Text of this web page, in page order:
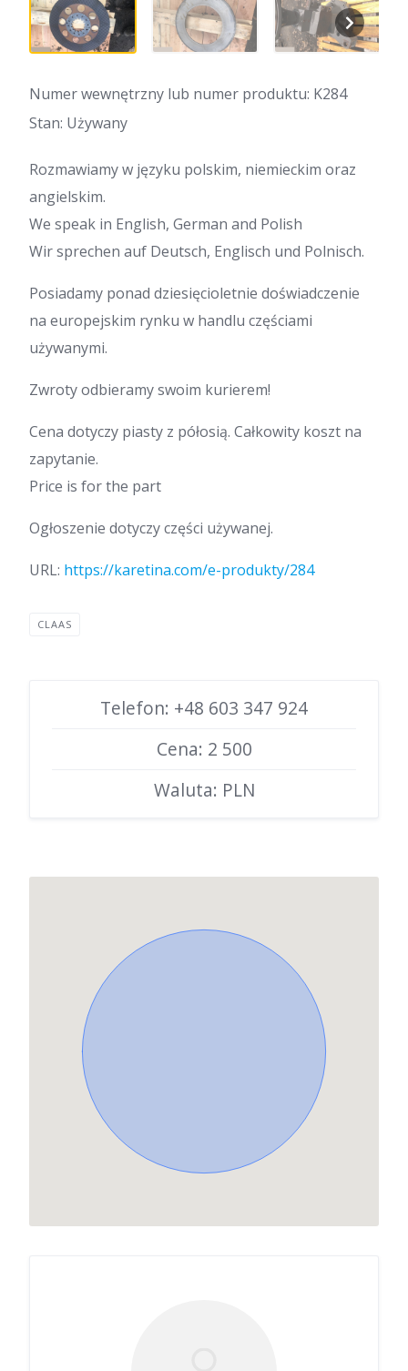
Numer wewnętrzny lub numer produktu: K284
Stan: Używany
Rozmawiamy w języku polskim, niemieckim oraz
angielskim.
We speak in English, German and Polish
Wir sprechen auf Deutsch, Englisch und Polnisch.
Posiadamy ponad dziesięcioletnie doświadczenie
na europejskim rynku w handlu częściami
używanymi.
Zwroty odbieramy swoim kurierem!
Cena dotyczy piasty z półosią. Całkowity koszt na
zapytanie.
Price is for the part
Ogłoszenie dotyczy części używanej.
URL: https://karetina.com/e-produkty/284
CLAAS
Telefon: +48 603 347 924
Cena: 2 500
Waluta: PLN